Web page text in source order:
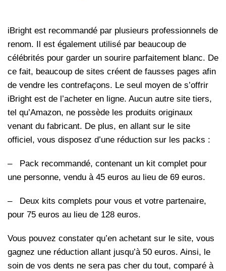
iBright est recommandé par plusieurs professionnels de
renom. Il est également utilisé par beaucoup de
célébrités pour garder un sourire parfaitement blanc. De
ce fait, beaucoup de sites créent de fausses pages afin
de vendre les contrefaçons. Le seul moyen de s’offrir
iBright est de l’acheter en ligne. Aucun autre site tiers,
tel qu’Amazon, ne possède les produits originaux
venant du fabricant. De plus, en allant sur le site
officiel, vous disposez d’une réduction sur les packs :
– Pack recommandé, contenant un kit complet pour
une personne, vendu à 45 euros au lieu de 69 euros.
– Deux kits complets pour vous et votre partenaire,
pour 75 euros au lieu de 128 euros.
Vous pouvez constater qu’en achetant sur le site, vous
gagnez une réduction allant jusqu’à 50 euros. Ainsi, le
soin de vos dents ne sera pas cher du tout, comparé à